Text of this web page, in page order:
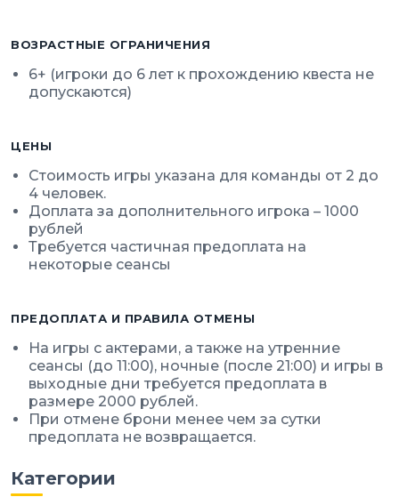
ВОЗРАСТНЫЕ ОГРАНИЧЕНИЯ
6+ (игроки до 6 лет к прохождению квеста не
допускаются)
ЦЕНЫ
Стоимость игры указана для команды от 2 до
4 человек.
Доплата за дополнительного игрока – 1000
рублей
Требуется частичная предоплата на
некоторые сеансы
ПРЕДОПЛАТА И ПРАВИЛА ОТМЕНЫ
На игры с актерами, а также на утренние
сеансы (до 11:00), ночные (после 21:00) и игры в
выходные дни требуется предоплата в
размере 2000 рублей.
При отмене брони менее чем за сутки
предоплата не возвращается.
Категории